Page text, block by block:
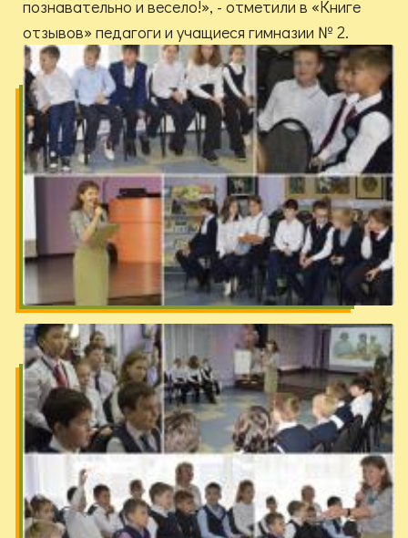
познавательно и весело!», - отметили в «Книге
отзывов» педагоги и учащиеся гимназии № 2.